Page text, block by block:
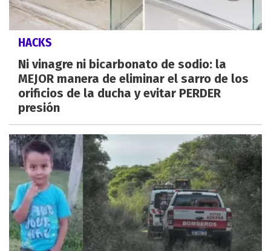
HACKS
Ni vinagre ni bicarbonato de sodio: la
MEJOR manera de eliminar el sarro de los
orificios de la ducha y evitar PERDER
presión